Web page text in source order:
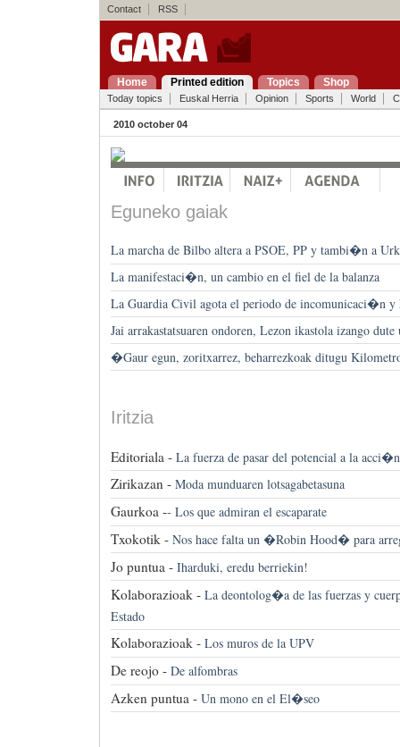
Contact RSS
Home Printed edition Topics Shop
Today topics Euskal Herria Opinion Sports World
2010 october 04
Eguneko gaiak
La marcha de Bilbo altera a PSOE, PP y tambi�n a
La manifestaci�n, un cambio en el fiel de la balanza
La Guardia Civil agota el periodo de incomunicaci�n y
Jai arrakastatsuaren ondoren, Lezon ikastola izango dute
�Gaur egun, zoritxarrez, beharrezkoak ditugu
Iritzia
Editoriala - La fuerza de pasar del potencial a la acci�n
Zirikazan - Moda munduaren lotsagabetasuna
Gaurkoa -- Los que admiran el escaparate
Txokotik - Nos hace falta un �Robin Hood� para
Jo puntua - Iharduki, eredu berriekin!
Kolaborazioak - La deontolog�a de las fuerzas y
Estado
Kolaborazioak - Los muros de la UPV
De reojo - De alfombras
Azken puntua - Un mono en el El�seo